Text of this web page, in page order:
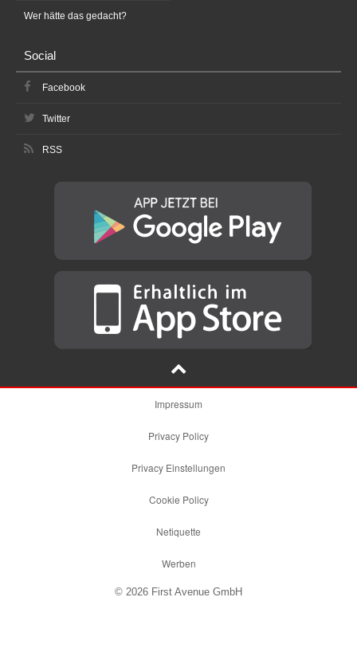
Wer hätte das gedacht?
Social
Facebook
Twitter
RSS
Impressum
Privacy Policy
Privacy Einstellungen
Cookie Policy
Netiquette
Werben
© 2026 First Avenue GmbH